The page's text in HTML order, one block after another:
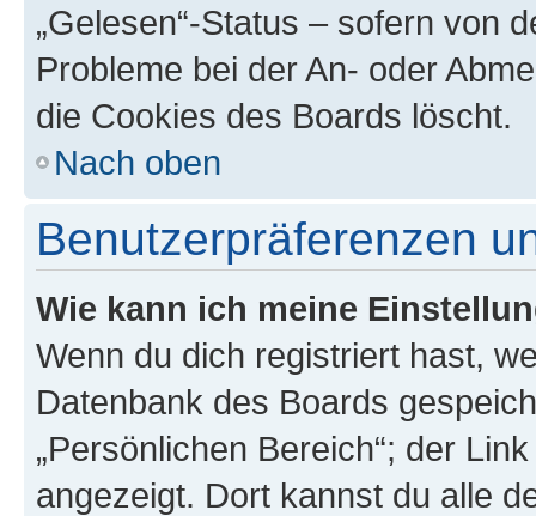
„Gelesen“-Status – sofern von
Probleme bei der An- oder
die Cookies des Boards löscht.
Nach oben
Benutzerpräferenzen
Wie kann ich meine
Wenn du dich registriert hast,
Datenbank des Boards
„Persönlichen Bereich“; der
angezeigt. Dort kannst du alle